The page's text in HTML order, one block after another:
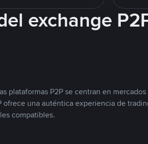
exchange
plataformas P2P se centran en
ofrece una auténtica experiencia de
compatibles.